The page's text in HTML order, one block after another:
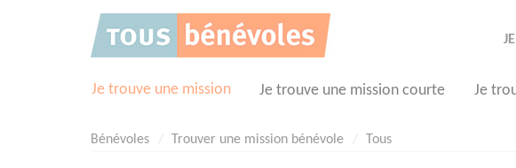
Je trouve une mission Je trouve une mission courte Je
Bénévoles Trouver une mission bénévole Tous